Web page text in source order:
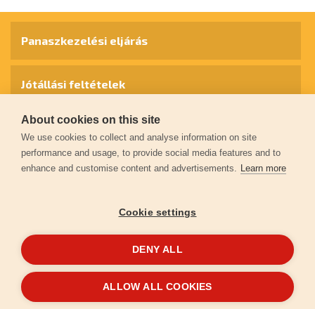
© 2026extol.hu- Minden jog fenntartva
Panaszkezelési eljárás
Jótállási feltételek
Személyes adatok védelme
Kapcsolat
Garancia regisztráció
LétrehoztaFEO
About cookies on this site
We use cookies to collect and analyse information on site
performance and usage, to provide social media features and to
enhance and customise content and advertisements. Learn more
Cookie settings
DENY ALL
ALLOW ALL COOKIES